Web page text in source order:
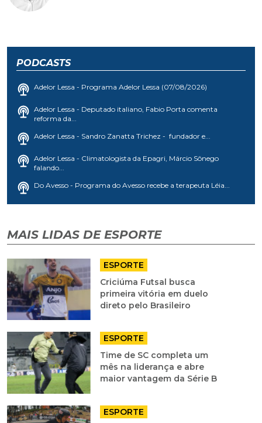
PODCASTS
Adelor Lessa - Programa Adelor Lessa (07/08/2026)
Adelor Lessa - Deputado italiano, Fabio Porta comenta
reforma da...
Adelor Lessa - Sandro Zanatta Trichez - fundador e...
Adelor Lessa - Climatologista da Epagri, Márcio Sônego
falando...
Do Avesso - Programa do Avesso recebe a terapeuta Léia...
MAIS LIDAS DE ESPORTE
ESPORTE
Criciúma Futsal busca
primeira vitória em duelo
direto pelo Brasileiro
ESPORTE
Time de SC completa um
mês na liderança e abre
maior vantagem da Série B
ESPORTE